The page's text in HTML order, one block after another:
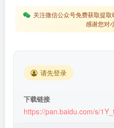
关注微信公众号免费获取提
感谢您对
请先登录
下载链接
https://pan.baidu.com/s/